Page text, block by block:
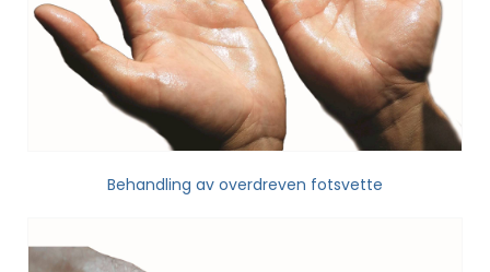
Behandling av overdreven fotsvette